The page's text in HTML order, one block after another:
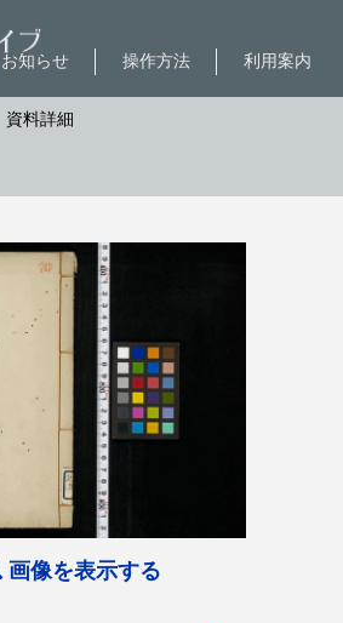
利用案内
操作方法
お知らせ
資料詳細
画像を表示する